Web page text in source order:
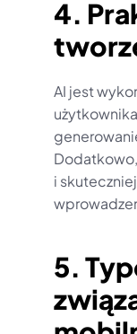
4.
AI jest
i
5.